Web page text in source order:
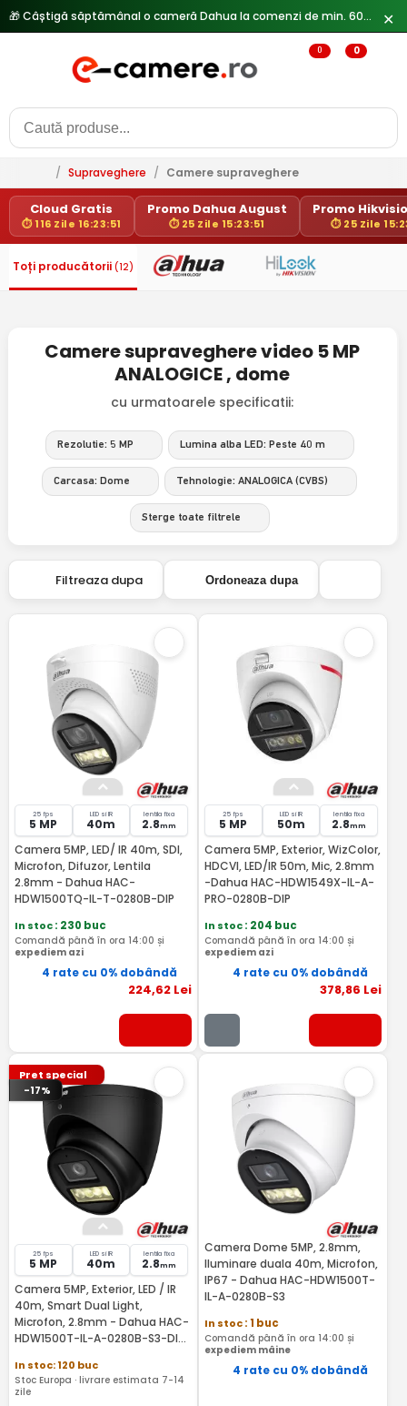
🎁 Câștigă săptămânal o cameră Dahua la comenzi de min. 600 lei — ✕
0 0
/ Supraveghere / Camere supraveghere
Cloud Gratis
⏱ 116 Zile 16:23:50
Promo Dahua August
⏱ 25 Zile 15:23:50
Promo
⏱ 25 Zile
Toți producătorii (12)
Camere supraveghere video 5 MP
ANALOGICE , dome
cu urmatoarele specificatii:
Rezolutie: 5 MP Lumina alba LED: Peste 40 m
Carcasa: Dome Tehnologie: ANALOGICA (CVBS)
Sterge toate filtrele
Filtreaza dupa Ordoneaza dupa
25 fps
5 MP
LED si IR
40m
lentila fixa
2.8mm
Camera 5MP, LED/ IR 40m, SDI,
Microfon, Difuzor, Lentila
2.8mm - Dahua HAC-
HDW1500TQ-IL-T-0280B-DIP
In stoc: 230 buc
Comandă până în ora 14:00 și
expediem azi
4 rate cu 0% dobândă
224,62Lei
25 fps
5 MP
LED si IR
50m
lentila fixa
2.8mm
Camera 5MP, Exterior, WizColor,
HDCVI, LED/IR 50m, Mic, 2.8mm
-Dahua HAC-HDW1549X-IL-A-
PRO-0280B-DIP
In stoc: 204 buc
Comandă până în ora 14:00 și
expediem azi
4 rate cu 0% dobândă
378,86 Lei
Pret special
-17%
25 fps
5 MP
LED si IR
40m
lentila fixa
2.8mm
Camera 5MP, Exterior, LED / IR
40m, Smart Dual Light,
Microfon, 2.8mm - Dahua HAC-
HDW1500T-IL-A-0280B-S3-DIP-
In stoc: 120 buc
Stoc Europa · livrare estimata 7-14
zile
Camera Dome 5MP, 2.8mm,
Iluminare duala 40m, Microfon,
IP67 - Dahua HAC-HDW1500T-
IL-A-0280B-S3
In stoc: 1 buc
Comandă până în ora 14:00 și
expediem mâine
4 rate cu 0% dobândă